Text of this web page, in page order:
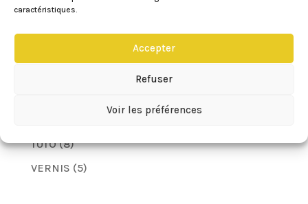
caractéristiques.
Accepter
Refuser
Voir les préférences
TUTO(8)
VERNIS (5)